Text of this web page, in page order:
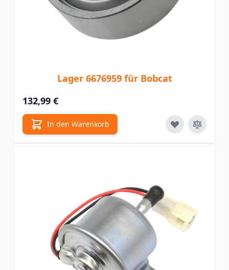
Lager 6676959 für Bobcat
132,99 €
In den Warenkorb